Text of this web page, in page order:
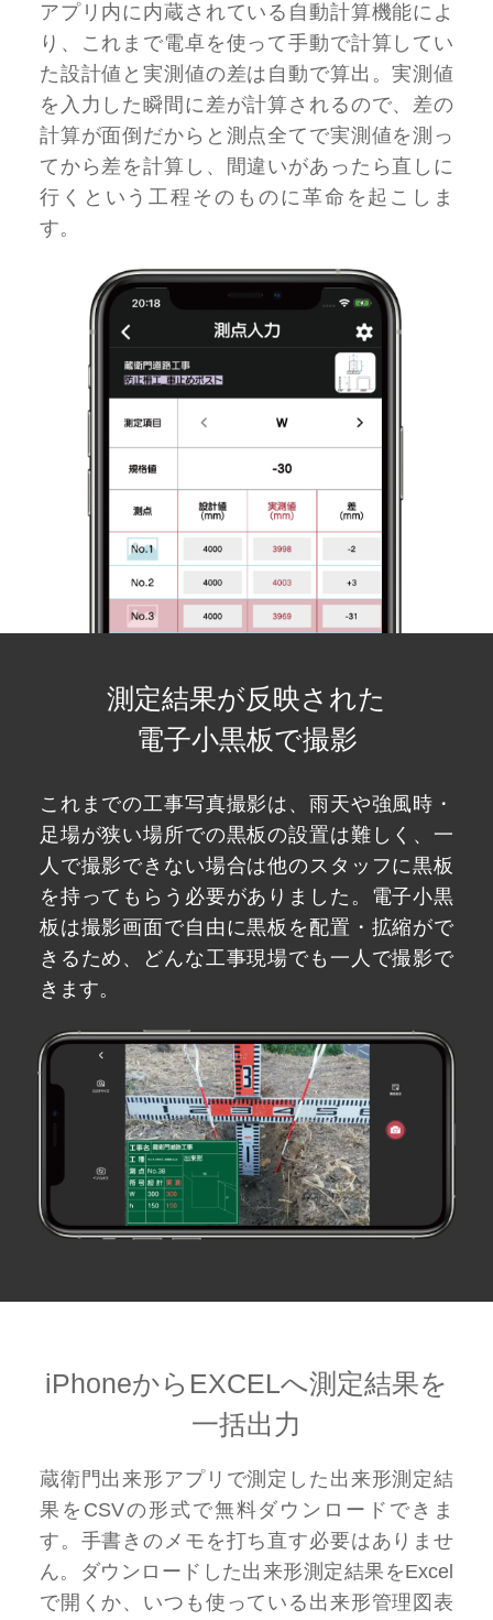
アプリ内に内蔵されている自動計算機能によ
り、これまで電卓を使って手動で計算してい
た設計値と実測値の差は自動で算出。実測値
を入力した瞬間に差が計算されるので、差の
計算が面倒だからと測点全てで実測値を測っ
てから差を計算し、間違いがあったら直しに
行くという工程そのものに革命を起こしま
す。
測定結果が反映された
電子小黒板で撮影
これまでの工事写真撮影は、雨天や強風時・
足場が狭い場所での黒板の設置は難しく、一
人で撮影できない場合は他のスタッフに黒板
を持ってもらう必要がありました。電子小黒
板は撮影画面で自由に黒板を配置・拡縮がで
きるため、どんな工事現場でも一人で撮影で
きます。
iPhoneからEXCELへ測定結果を
一括出力
蔵衛門出来形アプリで測定した出来形測定結
果をCSVの形式で無料ダウンロードできま
す。手書きのメモを打ち直す必要はありませ
ん。ダウンロードした出来形測定結果をExcel
で開くか、いつも使っている出来形管理図表